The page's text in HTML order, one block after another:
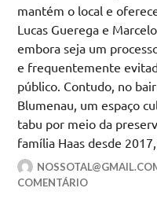
mantém o local e
Lucas Guerega e
embora seja um
e frequentemente
público. Contudo, no
Blumenau, um espaço
tabu por meio da
família Haas desde
COMENTÁRIO